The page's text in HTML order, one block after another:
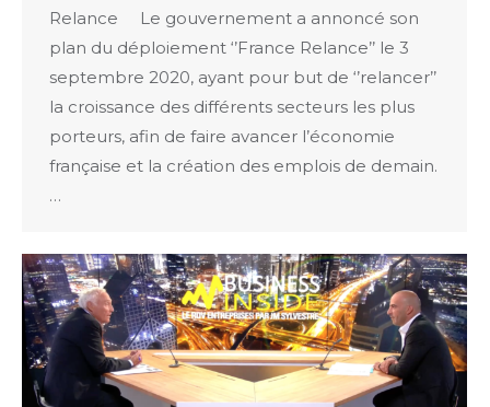
Relance Le gouvernement a annoncé son
plan du déploiement ‘’France Relance’’ le 3
septembre 2020, ayant pour but de ‘’relancer’’
la croissance des différents secteurs les plus
porteurs, afin de faire avancer l’économie
française et la création des emplois de demain.
…